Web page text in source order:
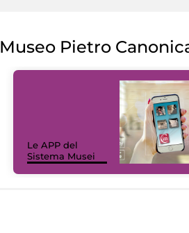
Museo Pietro
Le APP del
Sistema Musei